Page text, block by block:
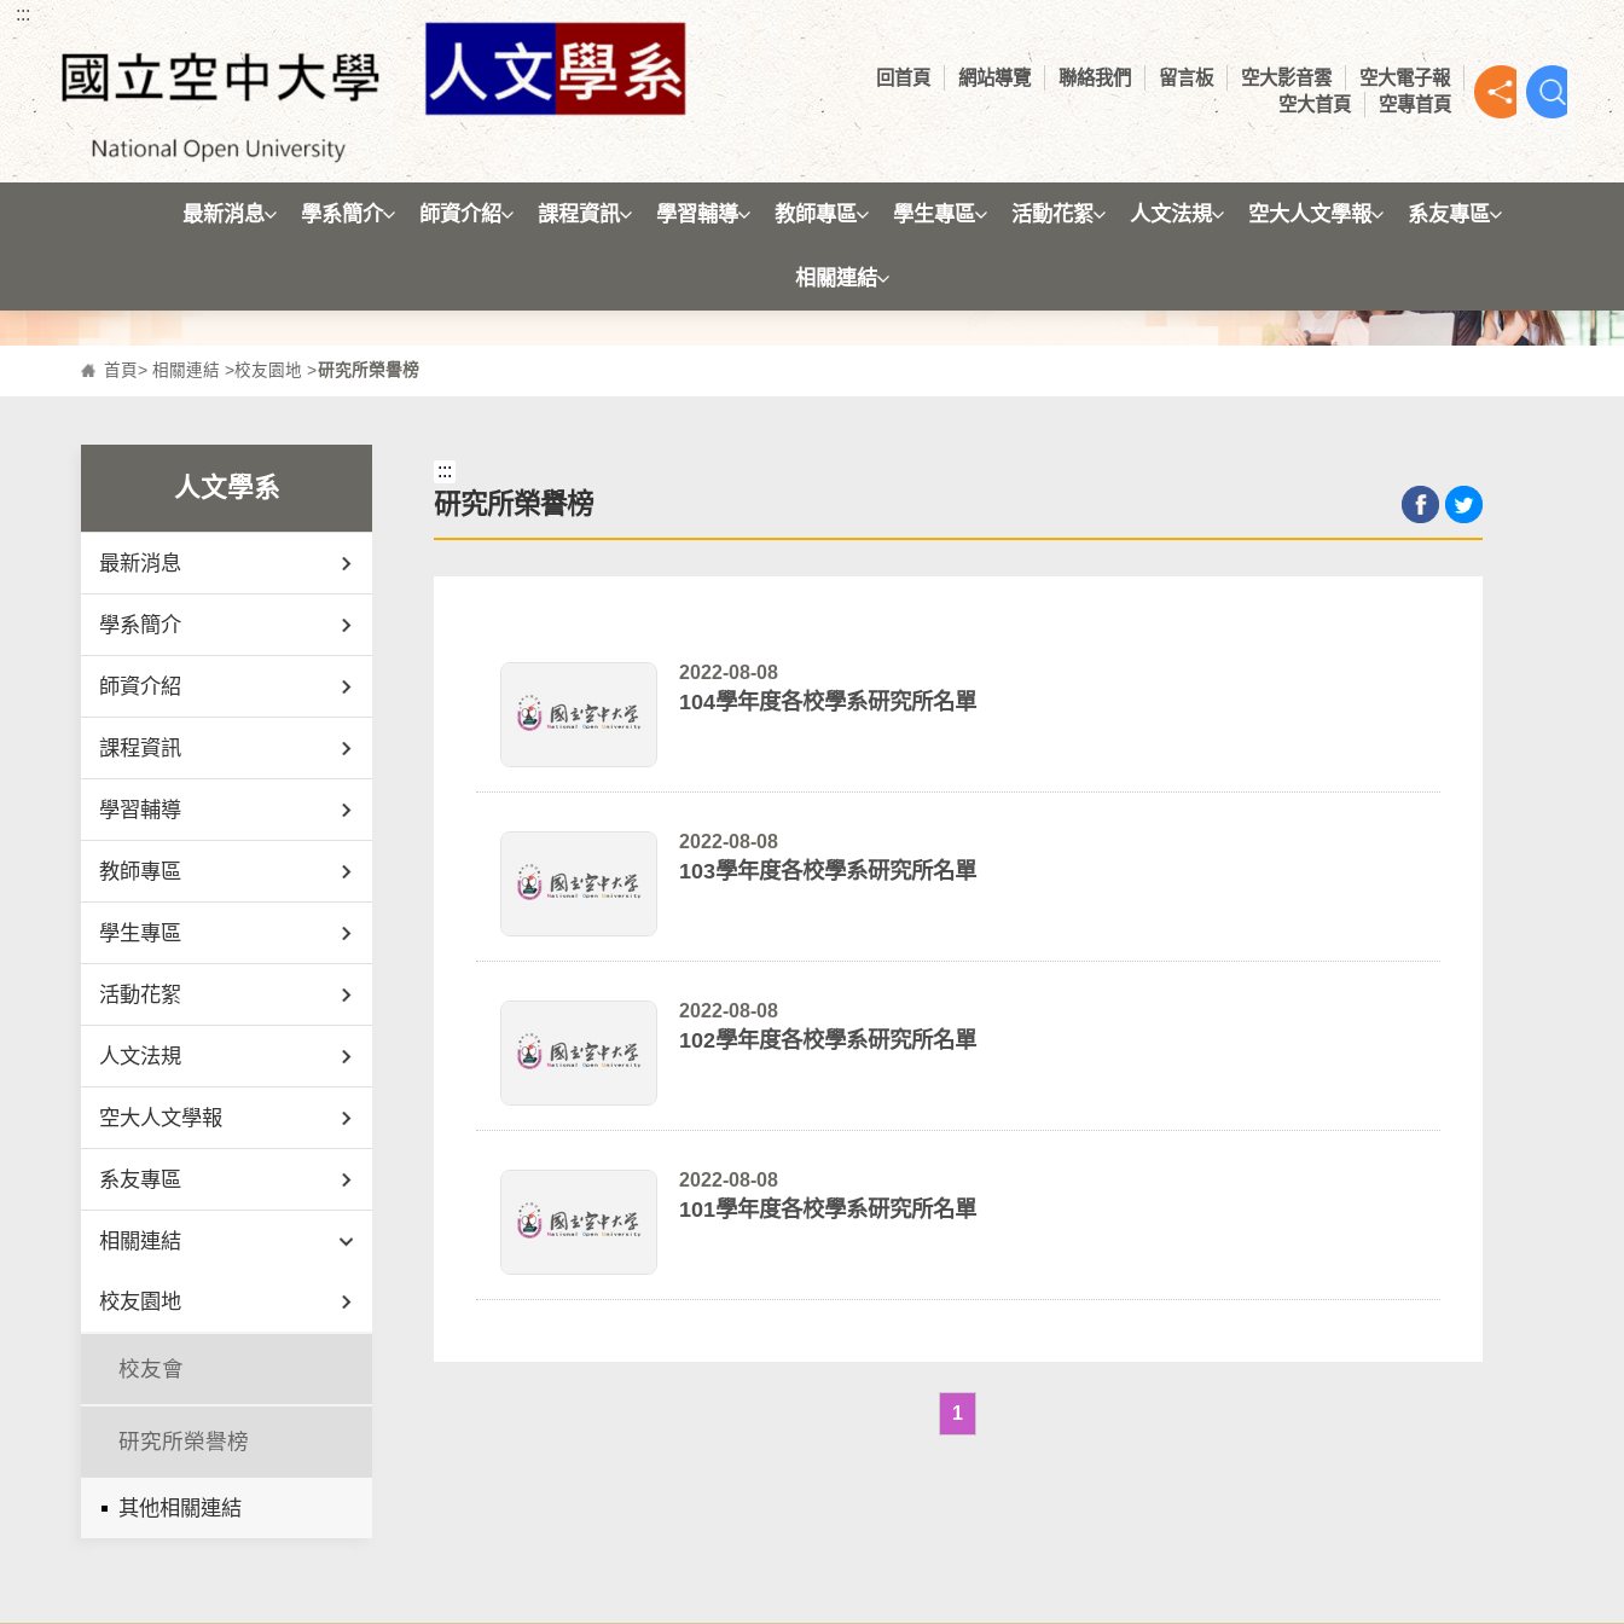
跳到主要內容區塊
:::
回首頁 網站導覽 聯絡我們 留言板 空大影音雲
空大電子報
空大首頁
空專首頁
最新消息 學系簡介 師資介紹 課程資訊 學習輔導 教師專區 學生專區 活動花絮 人文法規 空大人文學報 系友專區
相關連結
人文學系
首頁>相關連結 >校友園地 >研究所榮譽榜
人文學系
最新消息
學系簡介
師資介紹
課程資訊
學習輔導
教師專區
學生專區
活動花絮
人文法規
空大人文學報
系友專區
相關連結
校友園地
校友會
研究所榮譽榜
其他相關連結
:::
研究所榮譽榜
2022-08-08
104學年度各校學系研究所名單
2022-08-08
103學年度各校學系研究所名單
2022-08-08
102學年度各校學系研究所名單
2022-08-08
101學年度各校學系研究所名單
1